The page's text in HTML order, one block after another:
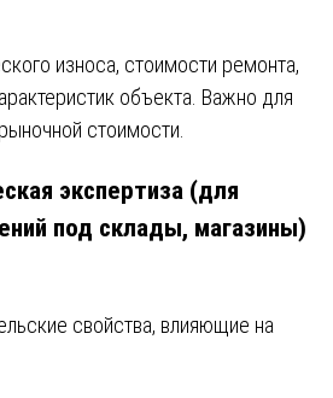
износа, стоимости ремонта,
объекта. Важно для
стоимости.
экспертиза (для
под склады, магазины)
свойства, влияющие на